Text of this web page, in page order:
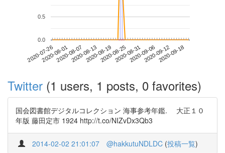
2020-07-262020-08-012020-08-072020-08-132020-08-192020-08-252020-08-312020-09-062020-09-122020-09-18
0.0
0.5
Twitter (1 users, 1 posts, 0 favorites)
国会図書館デジタルコレクション 海事参考年鑑. 大正１０
年版 藤田定市 1924 http://t.co/NIZvDx3Qb3
2014-02-02 21:01:07 @hakkutuNDLDC (投稿一覧)